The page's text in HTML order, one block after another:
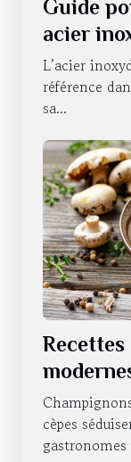
Guide
acier
chaque
L’acier
référence
sa...
cèpes
cèpes
gastronomes